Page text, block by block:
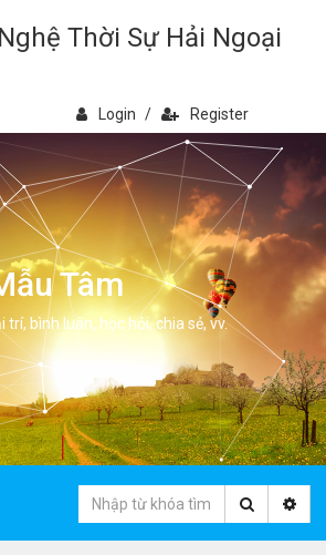
Thời Sự Hải Ngoại
Login / Register
Tâm
trí, bình luân, học hỏi, chia sẻ, vv.